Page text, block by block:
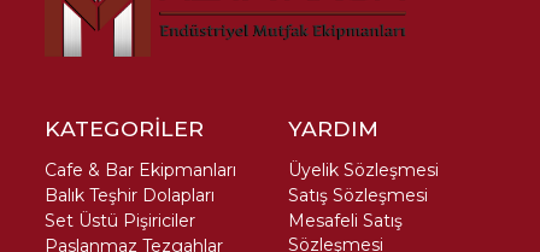
KATEGORİLER
Cafe & Bar Ekipmanları
Balık Teşhir Dolapları
Set Üstü Pişiriciler
Paslanmaz Tezgahlar
YARDIM
Üyelik Sözleşmesi
Satış Sözleşmesi
Mesafeli Satış
Sözleşmesi